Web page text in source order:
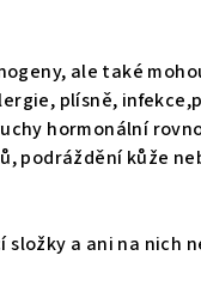
ale také
plísně,
hormonální
podráždění kůže
a ani na nich